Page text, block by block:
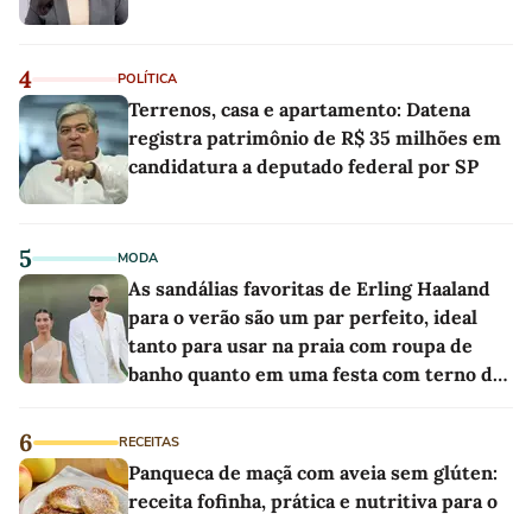
4 POLÍTICA
Terrenos, casa e apartamento: Datena
registra patrimônio de R$ 35 milhões em
candidatura a deputado federal por SP
5 MODA
As sandálias favoritas de Erling Haaland
para o verão são um par perfeito, ideal
tanto para usar na praia com roupa de
banho quanto em uma festa com terno de
6 RECEITAS
Panqueca de maçã com aveia sem glúten:
receita fofinha, prática e nutritiva para o